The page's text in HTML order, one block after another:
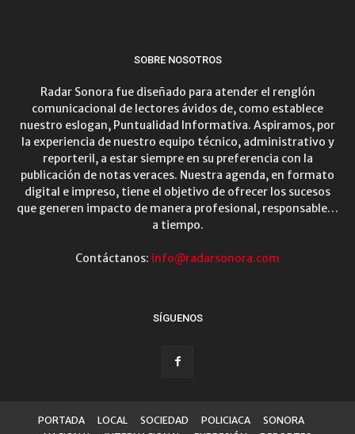
SOBRE NOSOTROS
Radar Sonora fue diseñado para atender el renglón
comunicacional de lectores ávidos de, como establece
nuestro eslogan, Puntualidad Informativa. Aspiramos, por
la experiencia de nuestro equipo técnico, administrativo y
reporteril, a estar siempre en su preferencia con la
publicación de notas veraces. Nuestra agenda, en formato
digital e impreso, tiene el objetivo de ofrecer los sucesos
que generen impacto de manera profesional, responsable…
a tiempo.
Contáctanos: info@radarsonora.com
SÍGUENOS
PORTADA LOCAL SOCIEDAD POLICIACA
SONORA